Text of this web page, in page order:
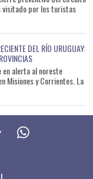
visitado por los turistas
DEL RÍO URUGUAY:
en alerta al noreste
Misiones y Corrientes. La